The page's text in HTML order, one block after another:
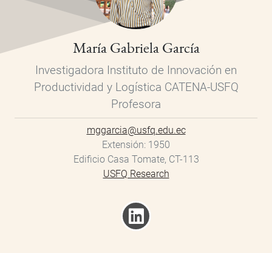
María Gabriela García
Investigadora Instituto de Innovación en
Productividad y Logística CATENA-USFQ
Profesora
mggarcia@usfq.edu.ec
Extensión 1950
Edificio Casa Tomate, CT-113
USFQ Research